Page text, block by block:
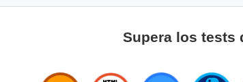
Supera los tests